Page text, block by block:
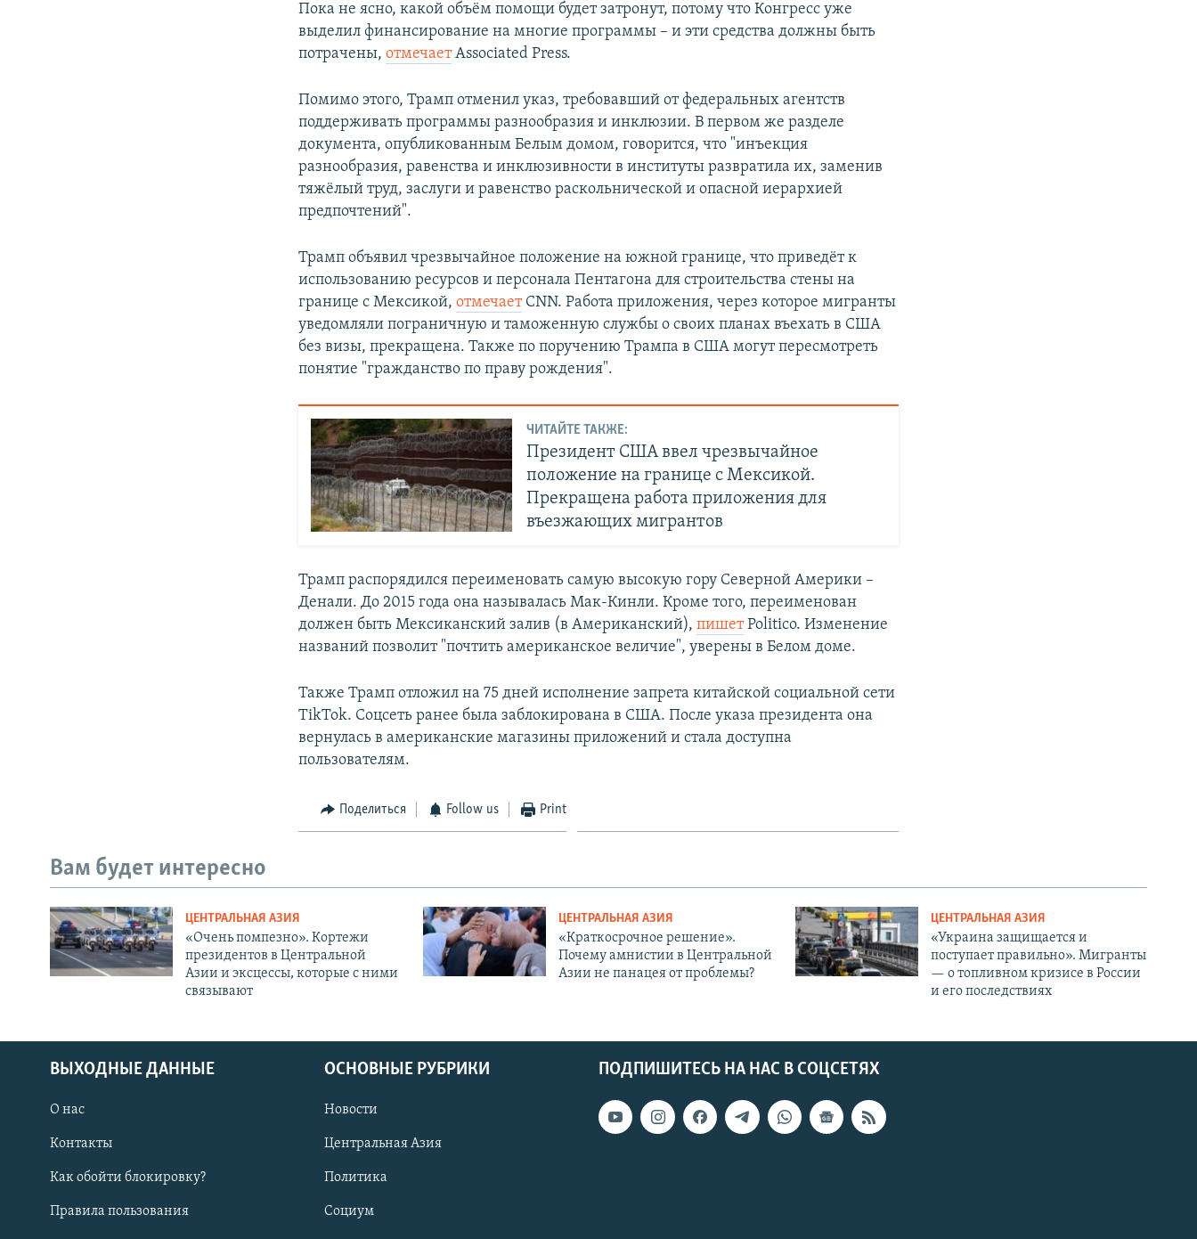
Пока не ясно, какой объём помощи будет затронут, потому что Конгресс уже
выделил финансирование на многие программы – и эти средства должны быть
потрачены,отмечаетAssociated Press.
Помимо этого, Трамп отменил указ, требовавший от федеральных агентств
поддерживать программы разнообразия и инклюзии. В первом же разделе
документа, опубликованным Белым домом, говорится, что "инъекция
разнообразия, равенства и инклюзивности в институты развратила их, заменив
тяжёлый труд, заслуги и равенство раскольнической и опасной иерархией
предпочтений".
Трамп объявил чрезвычайное положение на южной границе, что приведёт к
использованию ресурсов и персонала Пентагона для строительства стены на
границе с Мексикой,отмечаетCNN. Работа приложения, через которое мигранты
уведомляли пограничную и таможенную службы о своих планах въехать в США
без визы, прекращена. Также по поручению Трампа в США могут пересмотреть
понятие "гражданство по праву рождения".
ЧИТАЙТЕ ТАКЖЕ:
Президент США ввел чрезвычайное
положение на границе с Мексикой.
Прекращена работа приложения для
въезжающих мигрантов
Трамп распорядился переименовать самую высокую гору Северной Америки –
Денали. До 2015 года она называлась Мак-Кинли. Кроме того, переименован
должен быть Мексиканский залив (в Американский),пишетPolitico. Изменение
названий позволит "почтить американское величие", уверены в Белом доме.
Также Трамп отложил на 75 дней исполнение запрета китайской социальной сети
TikTok. Соцсеть ранее была заблокирована в США. После указа президента она
вернулась в американские магазины приложений и стала доступна
пользователям.
Поделиться Follow us Print
Вам будет интересно
ЦЕНТРАЛЬНАЯ АЗИЯ
«Очень помпезно». Кортежи
президентов в Центральной
Азии и эксцессы, которые с ними
связывают
ЦЕНТРАЛЬНАЯ АЗИЯ
«Краткосрочное решение».
Почему амнистии в Центральной
Азии не панацея от проблемы?
ЦЕНТРАЛЬНАЯ АЗИЯ
«Украина защищается и
поступает правильно». Мигранты
— о топливном кризисе в России
и его последствиях
ПОДПИШИТЕСЬ НА НАС В СОЦСЕТЯХ
ВЫХОДНЫЕ ДАННЫЕ
О нас
Контакты
Как обойти блокировку?
Правила пользования
ОСНОВНЫЕ РУБРИКИ
Новости
Центральная Азия
Политика
Социум